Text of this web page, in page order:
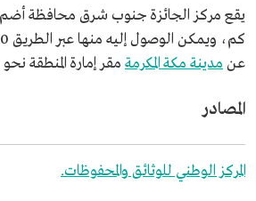
عن مدينة مكة المكرمة مقر إمارة المنطقة نحو 300 كم.
المصادر
المركز الوطني للوثائق والمحفوظات.